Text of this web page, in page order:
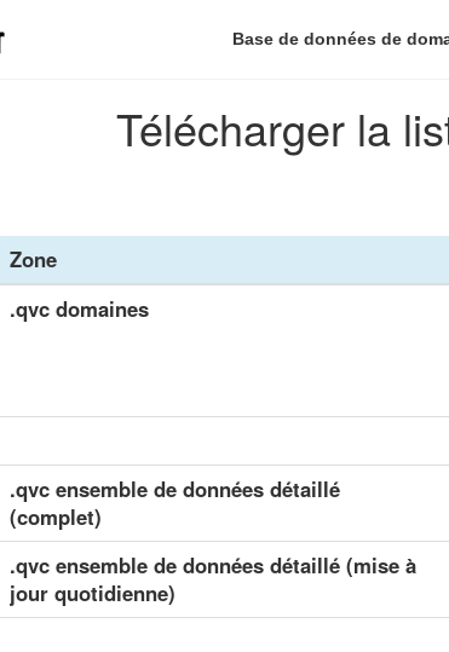
Base de données de
Télécharger la
Zone
.qvc domaines
.qvc ensemble de données détaillé
(complet)
.qvc ensemble de données détaillé (mise à
jour quotidienne)